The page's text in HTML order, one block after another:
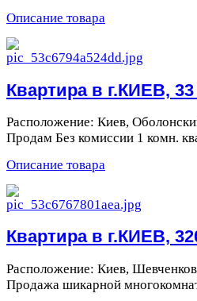
Описание товара
Квартира в г.КИЕВ,
Расположение: Киев,
Продам Без комиссии 1 комн.
Описание товара
Квартира в г.КИЕВ,
Расположение: Киев,
Продажа шикарной